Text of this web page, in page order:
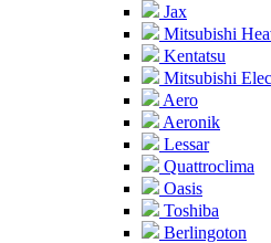
Jax
Mitsubishi
Kentatsu
Mitsubishi
Aero
Aeronik
Lessar
Quattroclima
Oasis
Toshiba
Berlingoton